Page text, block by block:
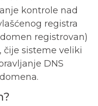
kontrole nad
registra
registrovan)
čije sisteme veliki
DNS